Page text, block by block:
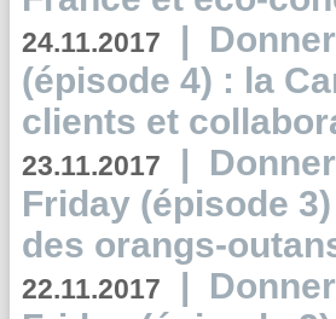
24.11.2017 |
(épisode 4) : la
clients et
23.11.2017 |
Friday (épisode
des orangs-
22.11.2017 |